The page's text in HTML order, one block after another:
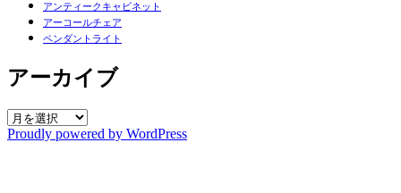
アンティークキャビネット
アーコールチェア
ペンダントライト
アーカイブ
ア
ー
Proudly powered by WordPress